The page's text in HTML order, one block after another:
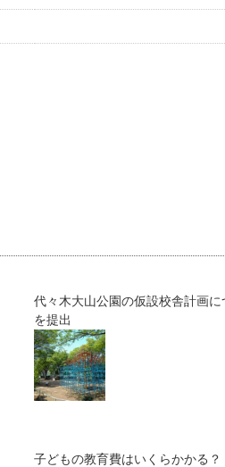
代々木大山公園の仮設校舎計画
を提出
子どもの教育費はいくらかかる